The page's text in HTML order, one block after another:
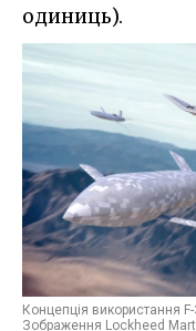
одиниць).
Концепція використання
Зображення Lockheed